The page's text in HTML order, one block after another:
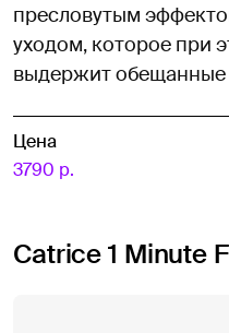
пресловутым
уходом, которое при
выдержит обещанные
Цена
3790 р.
Catrice 1 Minute